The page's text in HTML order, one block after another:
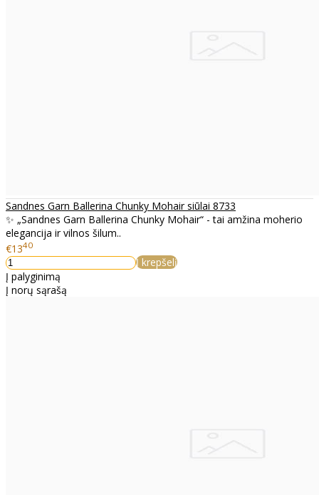
Sandnes Garn Ballerina Chunky Mohair siūlai 8733
✨ „Sandnes Garn Ballerina Chunky Mohair“ - tai amžina moherio
elegancija ir vilnos šilum..
€1340
Į krepšelį
Į palyginimą
Į norų sąrašą